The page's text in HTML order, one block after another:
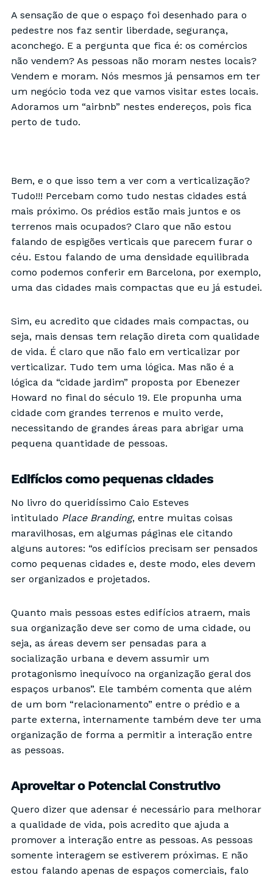
A sensação de que o espaço foi desenhado para o
pedestre nos faz sentir liberdade, segurança,
aconchego. E a pergunta que fica é: os comércios
não vendem? As pessoas não moram nestes locais?
Vendem e moram. Nós mesmos já pensamos em ter
um negócio toda vez que vamos visitar estes locais.
Adoramos um “airbnb” nestes endereços, pois fica
perto de tudo.
Bem, e o que isso tem a ver com a verticalização?
Tudo!!! Percebam como tudo nestas cidades está
mais próximo. Os prédios estão mais juntos e os
terrenos mais ocupados? Claro que não estou
falando de espigões verticais que parecem furar o
céu. Estou falando de uma densidade equilibrada
como podemos conferir em Barcelona, por exemplo,
uma das cidades mais compactas que eu já estudei.
Sim, eu acredito que cidades mais compactas, ou
seja, mais densas tem relação direta com qualidade
de vida. É claro que não falo em verticalizar por
verticalizar. Tudo tem uma lógica. Mas não é a
lógica da “cidade jardim” proposta por Ebenezer
Howard no final do século 19. Ele propunha uma
cidade com grandes terrenos e muito verde,
necessitando de grandes áreas para abrigar uma
pequena quantidade de pessoas.
Edifícios como pequenas cidades
No livro do queridíssimo Caio Esteves
intitulado Place Branding, entre muitas coisas
maravilhosas, em algumas páginas ele citando
alguns autores: “os edifícios precisam ser pensados
como pequenas cidades e, deste modo, eles devem
ser organizados e projetados.
Quanto mais pessoas estes edifícios atraem, mais
sua organização deve ser como de uma cidade, ou
seja, as áreas devem ser pensadas para a
socialização urbana e devem assumir um
protagonismo inequívoco na organização geral dos
espaços urbanos”. Ele também comenta que além
de um bom “relacionamento” entre o prédio e a
parte externa, internamente também deve ter uma
organização de forma a permitir a interação entre
as pessoas.
Aproveitar o Potencial Construtivo
Quero dizer que adensar é necessário para melhorar
a qualidade de vida, pois acredito que ajuda a
promover a interação entre as pessoas. As pessoas
somente interagem se estiverem próximas. E não
estou falando apenas de espaços comerciais, falo